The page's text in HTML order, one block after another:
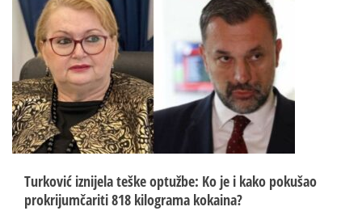
Turković iznijela teške optužbe: Ko je i kako pokušao
prokrijumčariti 818 kilograma kokaina?